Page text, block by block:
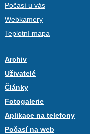
Počasí u vás
Webkamery
Teplotní mapa
Archiv
Uživatelé
Články
Fotogalerie
Aplikace na telefony
Počasí na web